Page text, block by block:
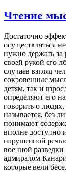
Чтение
Достаточно
осуществляться
нужно держать за
своей рукой его
случаев взгляд
сокровенные
детям, так и
определяют его
говорить о
называется, без
понимают
вполне доступно
нарушенной
военной
адмиралом
которые вели